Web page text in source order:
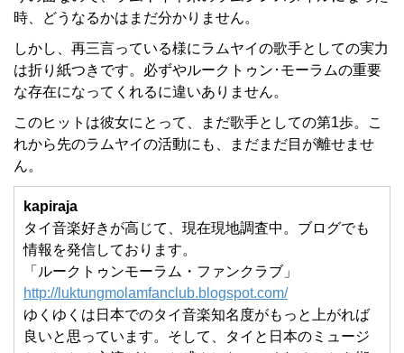
時、どうなるかはまだ分かりません。
しかし、再三言っている様にラムヤイの歌手としての実力
は折り紙つきです。必ずやルークトゥン･モーラムの重要
な存在になってくれるに違いありません。
このヒットは彼女にとって、まだ歌手としての第1歩。こ
れから先のラムヤイの活動にも、まだまだ目が離せませ
ん。
kapiraja
タイ音楽好きが高じて、現在現地調査中。ブログでも
情報を発信しております。
「ルークトゥンモーラム・ファンクラブ」
http://luktungmolamfanclub.blogspot.com/
ゆくゆくは日本でのタイ音楽知名度がもっと上がれば
良いと思っています。そして、タイと日本のミュージ